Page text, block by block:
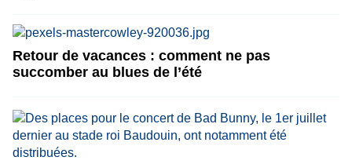
Retour de vacances : comment ne pas
succomber au blues de l’été